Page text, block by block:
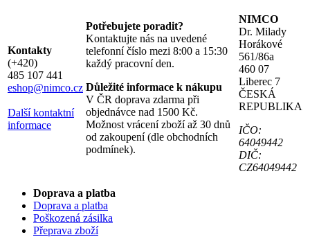
Kontakty
(+420)
485 107 441
eshop@nimco.cz
Další kontaktní
informace
Potřebujete poradit?
Kontaktujte nás na uvedené
telefonní číslo mezi 8:00 a 15:30
každý pracovní den.
Důležité informace k nákupu
V ČR doprava zdarma při
objednávce nad 1500 Kč.
Možnost vrácení zboží až 30 dnů
od zakoupení (dle obchodních
podmínek).
NIMCO
Dr. Milady
Horákové
561/86a
460 07
Liberec 7
ČESKÁ
REPUBLIKA
IČO:
64049442
DIČ:
CZ64049442
Doprava a platba
Doprava a platba
Poškozená zásilka
Přeprava zboží